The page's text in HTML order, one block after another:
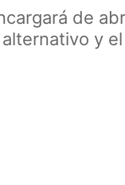
de
y